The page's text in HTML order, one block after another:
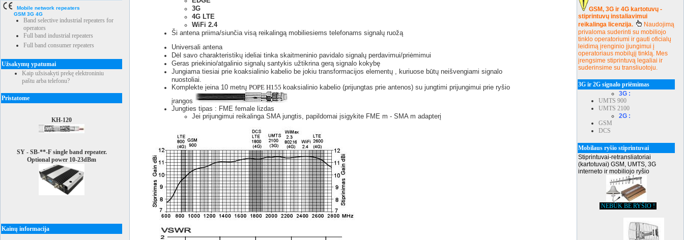
Mobile network repeaters
GSM 3G 4G
Band selective industrial repeaters for
operators
Full band industrial repeaters
Full band consumer repeaters
Užsakymų ypatumai
Kaip užsisakyti prekę elektroniniu
paštu arba telefonu?
Pristatome
KH-120
SY - SB-**-F single band repeater.
Optional power 10-23dBm
Kainų informacija
3G
4G LTE
WiFi 2.4
Ši antena priima/siunčia visą reikalingą mobiliesiems telefonams signalų ruožą
Universali antena
Dėl savo charakteristikų ideliai tinka skaitmeninio pavidalo signalų perdavimui/priėmimui
Geras priekinio/atgalinio signalų santykis užtikrina gerą signalo kokybę
Jungiama tiesiai prie koaksialinio kabelio be jokiu transformacijos elementų , kuriuose būtų neišvengiami signalo
nuostoliai.
Komplekte įeina 10 metrų POPE H155 koaksialinio kabelio (prijungtas prie antenos) su jungtimi prijungimui prie ryšio
įrangos
Jungties tipas : FME female lizdas
Jei prijungimui reikalinga SMA jungtis, papildomai įsigykite FME m - SMA m adapterį
GSM, 3G ir 4G kartotuvų -
stiprintuvų instaliavimui
reikalinga licenzija.
Naudojimą
privaloma suderinti su mobiliojo
tinklo operatoriumi ir gauti oficialų
leidimą įrenginio įjungimui į
operatoriaus mobilųjį tinklą. Mes
įrengsime stiprintuvą legaliai ir
suderinsime su transliuotoju.
3G ir 2G signalo priėmimas
3G :
UMTS 900
UMTS 2100
2G :
GSM
DCS
Mobilaus ryšio stiprintuvai
Stiprintuvai-retransliatoriai
(kartotuvai) GSM, UMTS, 3G
interneto ir mobiliojo ryšio
NEBŪK BE RYŠIO !